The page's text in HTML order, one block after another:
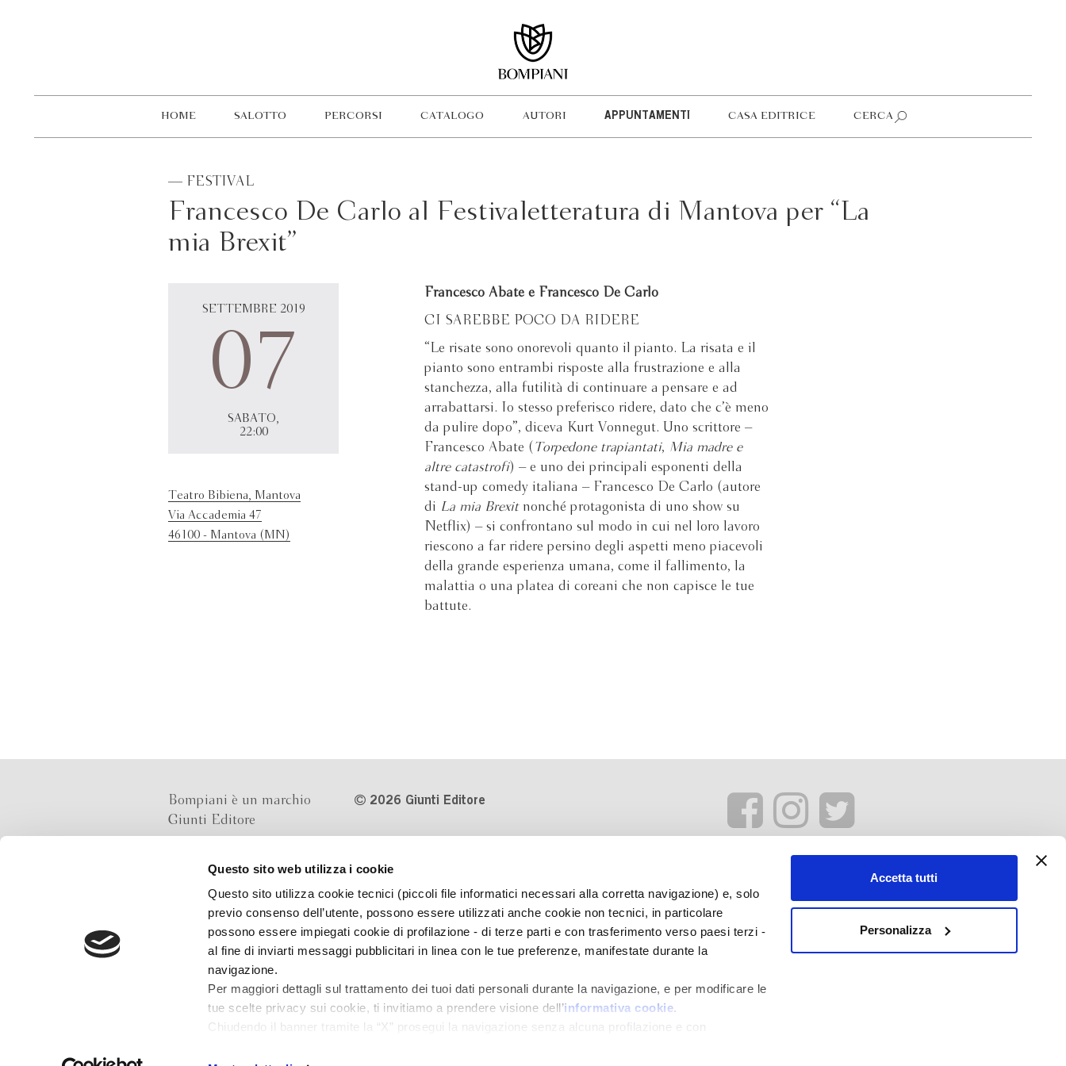
Questo sito web utilizza i cookie
Questo sito utilizza cookie tecnici (piccoli file informatici necessari alla corretta navigazione) e, solo
previo consenso dell’utente, possono essere utilizzati anche cookie non tecnici, in particolare
possono essere impiegati cookie di profilazione - di terze parti e con trasferimento verso paesi terzi -
al fine di inviarti messaggi pubblicitari in linea con le tue preferenze, manifestate durante la
navigazione.
Per maggiori dettagli sul trattamento dei tuoi dati personali durante la navigazione, e per modificare le
tue scelte privacy sui cookie, ti invitiamo a prendere visione dell’informativa cookie.
Chiudendo il banner tramite la “X” prosegui la navigazione senza alcuna profilazione e con
Accetta tutti
Personalizza
HOME SALOTTO PERCORSI CATALOGO AUTORI APPUNTAMENTI CASA EDITRICE CERCA
— FESTIVAL
Francesco De Carlo al Festivaletteratura di Mantova per “La
mia Brexit”
SETTEMBRE 2019
07
SABATO,
22:00
Teatro Bibiena, Mantova
Via Accademia 47
46100 - Mantova (MN)
Francesco Abate e Francesco De Carlo
CI SAREBBE POCO DA RIDERE
“Le risate sono onorevoli quanto il pianto. La risata e il
pianto sono entrambi risposte alla frustrazione e alla
stanchezza, alla futilità di continuare a pensare e ad
arrabattarsi. Io stesso preferisco ridere, dato che c’è meno
da pulire dopo”, diceva Kurt Vonnegut. Uno scrittore –
Francesco Abate ( Torpedone trapiantati, Mia madre e
altre catastrofi) – e uno dei principali esponenti della
stand-up comedy italiana – Francesco De Carlo (autore
di La mia Brexitnonché protagonista di uno show su
Netflix) – si confrontano sul modo in cui nel loro lavoro
riescono a far ridere persino degli aspetti meno piacevoli
della grande esperienza umana, come il fallimento, la
malattia o una platea di coreani che non capisce le tue
battute.
Bompiani è un marchio
Giunti Editore
Via Bolognese 165,
50139 Firenze
Via G.B.Pirelli 30,
20124 Milano
2026 Giunti Editore
Numero d'iscrizione al Registro
Imprese di Milano REA 1327444
Informativa sulla privacy